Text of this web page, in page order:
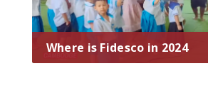
Where is Fidesco in 2024